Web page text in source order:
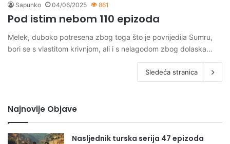
Sapunko 04/06/2025 861
Pod istim nebom 110 epizoda
Melek, duboko potresena zbog toga što je povrijedila Sumru,
bori se s vlastitom krivnjom, ali i s nelagodom zbog dolaska…
Sledeća stranica
Najnovije Objave
Nasljednik turska serija 47 epizoda